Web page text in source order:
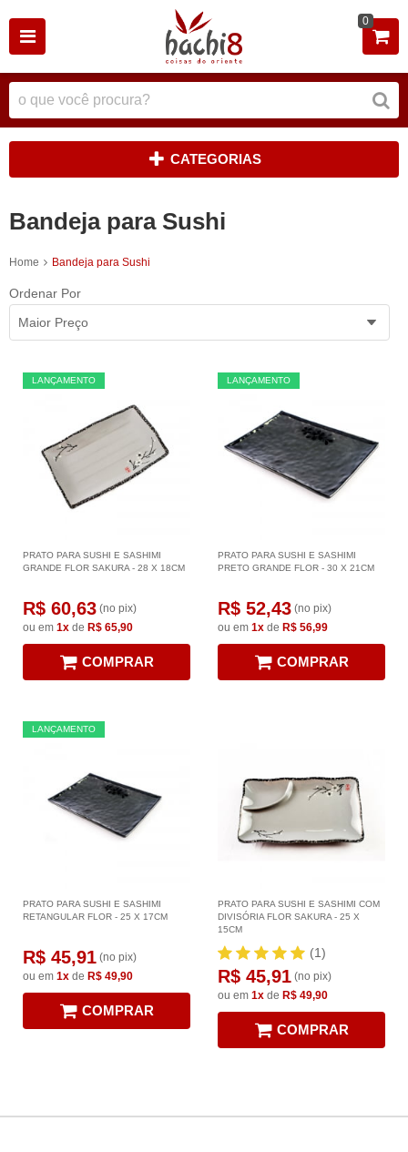
0
CATEGORIAS
Bandeja para Sushi
Home Bandeja para Sushi
Ordenar Por
Maior Preço
LANÇAMENTO
PRATO PARA SUSHI E SASHIMI
GRANDE FLOR SAKURA - 28 X 18CM
R$ 60,63 (no pix)
ou em 1x de R$ 65,90
COMPRAR
LANÇAMENTO
PRATO PARA SUSHI E SASHIMI
PRETO GRANDE FLOR - 30 X 21CM
R$ 52,43 (no pix)
ou em 1x de R$ 56,99
COMPRAR
LANÇAMENTO
PRATO PARA SUSHI E SASHIMI
RETANGULAR FLOR - 25 X 17CM
R$ 45,91 (no pix)
ou em 1x de R$ 49,90
COMPRAR
PRATO PARA SUSHI E SASHIMI COM
DIVISÓRIA FLOR SAKURA - 25 X
15CM
(1)
R$ 45,91 (no pix)
ou em 1x de R$ 49,90
COMPRAR